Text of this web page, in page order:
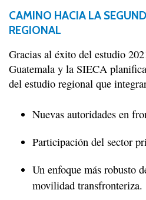
CAMINO HACIA LA
REGIONAL
Gracias al éxito del estudio
Guatemala y la SIECA
del estudio regional que
Nuevas autoridades en
Participación del sector
Un enfoque más robusto
movilidad transfronteriza.